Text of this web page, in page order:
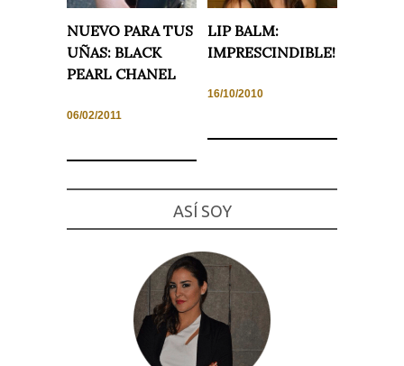
NUEVO PARA TUS
UÑAS: BLACK
PEARL CHANEL
06/02/2011
LIP BALM:
IMPRESCINDIBLE!
16/10/2010
ASÍ SOY